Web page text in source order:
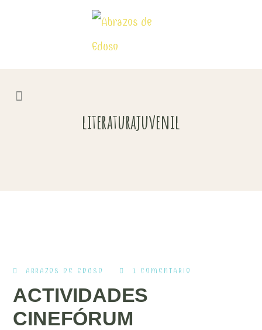
literaturajuvenil
ABRAZOS DE EDUSO 1 COMENTARIO
ACTIVIDADES
CINEFÓRUM